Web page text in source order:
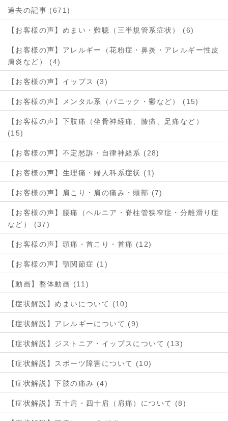
過去の記事 (671)
【お客様の声】めまい・難聴（三半規管系症状） (6)
【お客様の声】アレルギー（花粉症・鼻炎・アレルギー性皮
膚炎など） (4)
【お客様の声】イップス (3)
【お客様の声】メンタル系（パニック・鬱など） (15)
【お客様の声】下肢痛（坐骨神経痛、膝痛、足痛など）
(15)
【お客様の声】不定愁訴・自律神経系 (28)
【お客様の声】生理痛・婦人科系症状 (1)
【お客様の声】肩こり・肩の痛み・頭部 (7)
【お客様の声】腰痛（ヘルニア・脊柱管狭窄症・分離滑り症
など） (37)
【お客様の声】頭痛・首こり・首痛 (12)
【お客様の声】顎関節症 (1)
【動画】整体動画 (11)
【症状解説】めまいについて (10)
【症状解説】アレルギーについて (9)
【症状解説】ジストニア・イップスについて (13)
【症状解説】スポーツ障害について (10)
【症状解説】下肢の痛み (4)
【症状解説】五十肩・四十肩（肩痛）について (8)